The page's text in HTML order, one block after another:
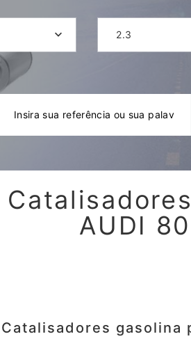
2.3
AUDI
Catalisadores gasolina